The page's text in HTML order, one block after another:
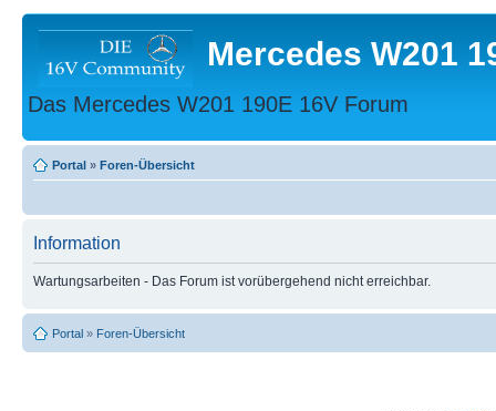
Mercedes W201
Das Mercedes W201 190E 16V Forum
Portal » Foren-Übersicht
Information
Wartungsarbeiten - Das Forum ist vorübergehend nicht erreichbar.
Portal » Foren-Übersicht